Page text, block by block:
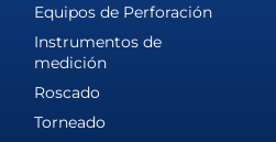
Equipos de Perforación
Instrumentos de
medición
Roscado
Torneado